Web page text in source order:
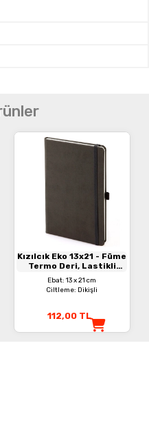
Kızılcık Eko 13x21 - Füme
Termo Deri, Lastikli
Defter
Ebat: 13 x 21 cm
Ciltleme: Dikişli
112,00 TL